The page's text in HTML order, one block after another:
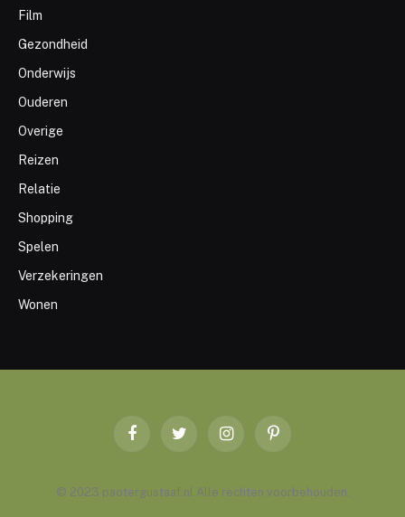
Film
Gezondheid
Onderwijs
Ouderen
Overige
Reizen
Relatie
Shopping
Spelen
Verzekeringen
Wonen
FacebookTwitter InstagramPinterest
© 2023 paotergustaaf.nl Alle rechten voorbehouden.